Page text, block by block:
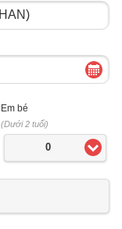
Em bé
(Dưới 2 tuổi)
0